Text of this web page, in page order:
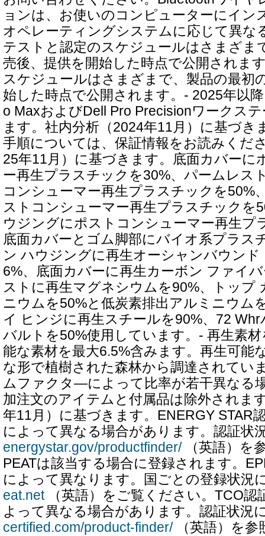
ョンは、お使いのコンピューターにイン
オペレーティングシステムに応じて異な
テストと認定のスケジュールはさまざま
売後、提供を開始した時点で公開されま
スケジュールはさまざまで、製品の最初
始した時点で公開されます。- 2025年以
o MaxおよびDell Pro Precisionワークス
ます。社内分析（2024年11月）に基づき
手順については、保証情報をお読みくだ
25年11月）に基づきます。底面カバーに
ー再生プラスチックを30%、パームレス
コンシューマー再生プラスチックを50%
ストコンシューマー再生プラスチックを
ウジングにポストコンシューマー再生プ
底面カバーとゴム脚部にバイオ系プラス
ン ハウジングに再生オーシャンバウン
6%、底面カバーに再生カーボン ファイ
ストに再生マグネシウムを90%、トップ
ニウムを50%と低炭素排出アルミニウム
イ ヒンジに再生スチールを90%、72
バルトを50%使用しています。- 再生素
能な素材を最大6.5%含みます。再生可能
な形で植樹された森林から調達されてい
ムファクタ―によって比率が若干異なる
加注文のアイテムと付属品は除外されま
年11月）に基づきます。ENERGY STAR
によって異なる場合があります。認証状
energystar.gov/productfinder/（英語）を
PEATは該当する場合に登録されます。
によって異なります。国ごとの登録状況
eat.net（英語）をご覧ください。TCO認
よって異なる場合があります。認証状況
certified.com/product-finder/（英語）を参